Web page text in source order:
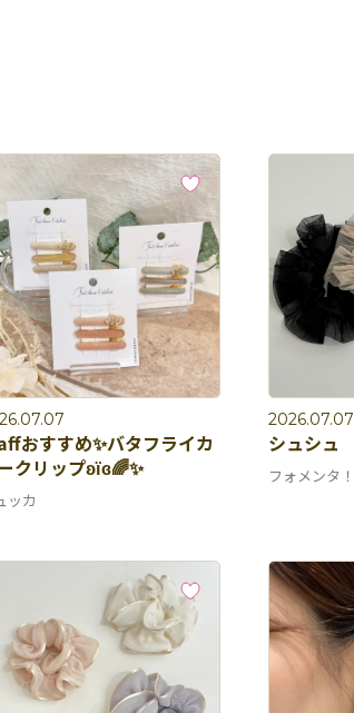
おすすめ✨バタフライカ
クリップʚїɞ🌈✨
ッカ
2026.07.07
シュシュ
フォメンタ！